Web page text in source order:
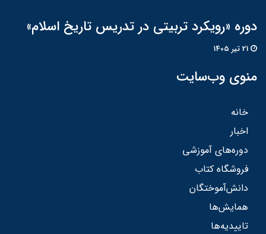
دوره «رویکرد تربیتی در تدریس تاریخ اسلام»
منوی وب‌سایت
خانه
اخبار
دوره‌های آموزشی
فروشگاه کتاب
دانش‌آموختگان
همایش‌ها
تاییدیه‌ها